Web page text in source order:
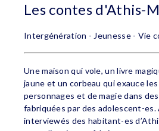
Les contes d'Athis-
Intergénération - Jeunesse - Vie
Une maison qui vole, un livre
jaune et un corbeau qui exauce
personnages et de magie dans
fabriquées par des adolescent-es.
interviewés des habitant-es